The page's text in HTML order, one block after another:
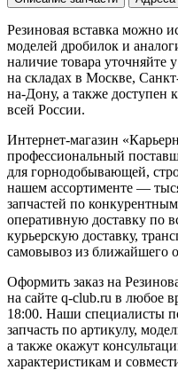
Резиновая вставка можно
моделей дробилок и
наличие товара уточняйте
на складах в Москве,
на-Дону, а также доступен
всей России.
Интернет-магазин
профессиональный
для горнодобывающей,
нашем ассортименте —
запчастей по
оперативную доставку по
курьерскую доставку,
самовывоз из ближайшего
Оформить заказ на
на сайте q-club.ru в любое
18:00. Наши специалисты
запчасть по артикулу,
а также окажут
характеристикам и